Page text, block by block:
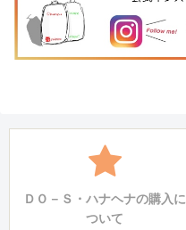
ＤＯ－Ｓ・ハナヘナの購入に
ついて